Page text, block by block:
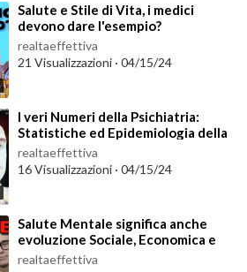
⁣Salute e Stile di Vita, i medici
devono dare l'esempio?
realtaeffettiva
21 Visualizzazioni · 04/15/24
⁣I veri Numeri della Psichiatria:
Statistiche ed Epidemiologia della
Salute Mentale
realtaeffettiva
16 Visualizzazioni · 04/15/24
⁣Salute Mentale significa anche
evoluzione Sociale, Economica e
Culturale
realtaeffettiva